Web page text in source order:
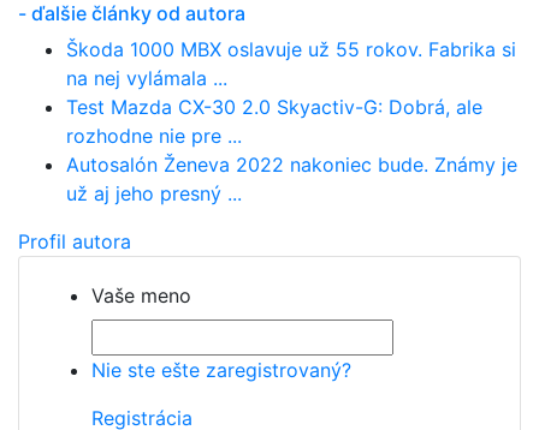
- ďalšie články od autora
Škoda 1000 MBX oslavuje už 55 rokov. Fabrika si
na nej vylámala ...
Test Mazda CX-30 2.0 Skyactiv-G: Dobrá, ale
rozhodne nie pre ...
Autosalón Ženeva 2022 nakoniec bude. Známy je
už aj jeho presný ...
Profil autora
Vaše meno
Nie ste ešte zaregistrovaný?
Registrácia